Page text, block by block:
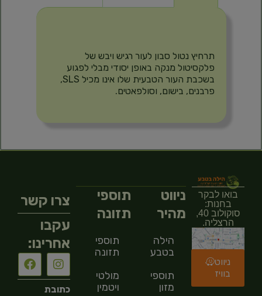
תרחיץ נטול סבון לעור רגיש ויבש של
פלקסיטול מנקה באופן יסודי מבלי לפגוע
בשכבת העור הטבעית שלו אינו מכיל SLS,
פרבנים, בישום, וסולפאטים.
בואו לבקר
בחנות:
סוקולוב 40,
הרצליה.
ניווט
בוויז
ניווט
מהיר
הילה
בטבע
תוספי
מזון
תוספי
תזונה
תוספי
תזונה
מולטי
ויטמין
צרו קשר
עקבו
אחרינו:
כתובת